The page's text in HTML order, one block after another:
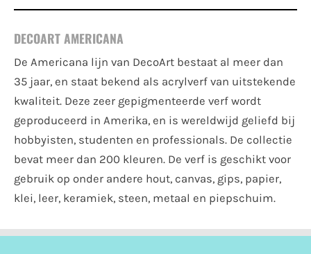
DECOART AMERICANA
De Americana lijn van DecoArt bestaat al meer dan
35 jaar, en staat bekend als acrylverf van uitstekende
kwaliteit. Deze zeer gepigmenteerde verf wordt
geproduceerd in Amerika, en is wereldwijd geliefd bij
hobbyisten, studenten en professionals. De collectie
bevat meer dan 200 kleuren. De verf is geschikt voor
gebruik op onder andere hout, canvas, gips, papier,
klei, leer, keramiek, steen, metaal en piepschuim.